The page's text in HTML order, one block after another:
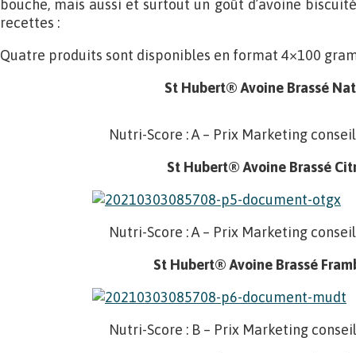
bouche, mais aussi et surtout un goût d’avoine
recettes :
Quatre produits sont disponibles en format 4×100
St Hubert® Avoine Brassé
Nutri-Score : A – Prix Marketing
St Hubert® Avoine Brassé
Nutri-Score : A – Prix Marketing
St Hubert® Avoine Brassé
Nutri-Score : B – Prix Marketing